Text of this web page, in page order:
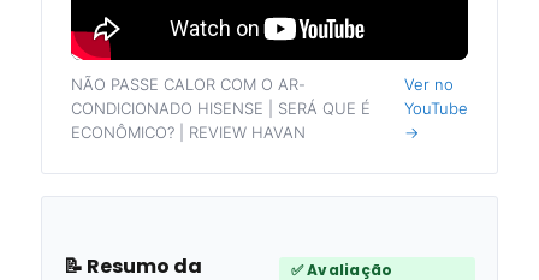
NÃO PASSE CALOR COM O AR-
CONDICIONADO HISENSE | SERÁ QUE É
ECONÔMICO? | REVIEW HAVAN
Ver no
YouTube
→
📝 Resumo da
✅ Avaliação